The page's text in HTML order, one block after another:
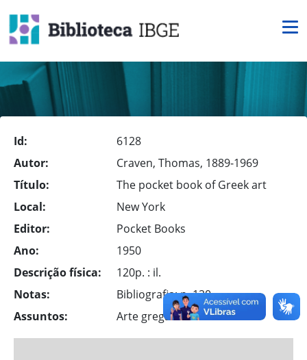
Id:
6128
Autor:
Craven, Thomas, 1889-1969
Título:
The pocket book of Greek art
Local:
New York
Editor:
Pocket Books
Ano:
1950
Descrição física:
120p. : il.
Notas:
Bibliografia: p. 120.
Assuntos:
Arte grega